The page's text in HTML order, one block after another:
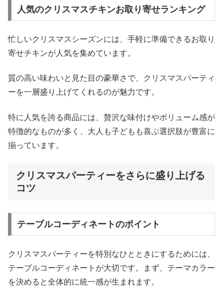
人気のクリスマスチキンお取り寄せランキング
忙しいクリスマスシーズンには、手軽に準備できるお取り
寄せチキンが人気を集めています。
質の高い味わいと見た目の豪華さで、クリスマスパーティ
ーを一層盛り上げてくれるのが魅力です。
特に人気を誇る商品には、贅沢な味付けやボリューム感が
特徴的なものが多く、大人も子どもも喜ぶ選択肢が豊富に
揃っています。
クリスマスパーティーをさらに盛り上げる
コツ
テーブルコーディネートのポイント
クリスマスパーティーを特別なひとときにするためには、
テーブルコーディネートが大切です。まず、テーマカラー
を決めると全体的に統一感が生まれます。